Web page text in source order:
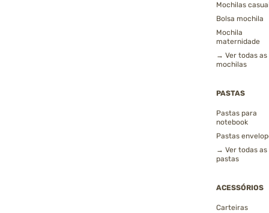
Mochilas
Bolsa mochila
Mochila
maternidade
→ Ver todas as
mochilas
PASTAS
Pastas para
notebook
Pastas
→ Ver todas as
pastas
ACESSÓRIOS
Carteiras